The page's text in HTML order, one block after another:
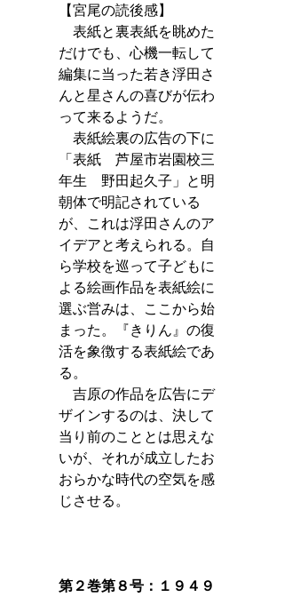
【宮尾の読後感】
表紙と裏表紙を眺めた
だけでも、心機一転して
編集に当った若き浮田さ
んと星さんの喜びが伝わ
って来るようだ。
表紙絵裏の広告の下に
「表紙　芦屋市岩園校三
年生　野田起久子」と明
朝体で明記されている
が、これは浮田さんのア
イデアと考えられる。自
ら学校を巡って子どもに
よる絵画作品を表紙絵に
選ぶ営みは、ここから始
まった。『きりん』の復
活を象徴する表紙絵であ
る。
吉原の作品を広告にデ
ザインするのは、決して
当り前のこととは思えな
いが、それが成立したお
おらかな時代の空気を感
じさせる。
第２巻第８号：１９４９